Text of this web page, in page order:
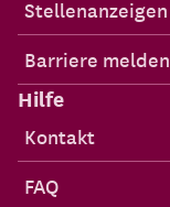
Stellenanzeigen
Barriere melden
Hilfe
Kontakt
FAQ